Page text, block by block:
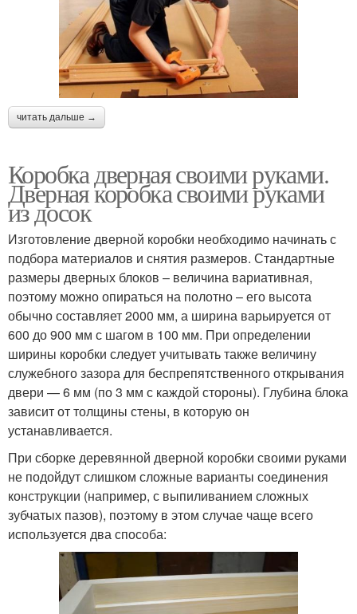
читать дальше →
Коробка дверная своими руками.
Дверная коробка своими руками
из досок
Изготовление дверной коробки необходимо начинать с
подбора материалов и снятия размеров. Стандартные
размеры дверных блоков – величина вариативная,
поэтому можно опираться на полотно – его высота
обычно составляет 2000 мм, а ширина варьируется от
600 до 900 мм с шагом в 100 мм. При определении
ширины коробки следует учитывать также величину
служебного зазора для беспрепятственного открывания
двери — 6 мм (по 3 мм с каждой стороны). Глубина блока
зависит от толщины стены, в которую он
устанавливается.
При сборке деревянной дверной коробки своими руками
не подойдут слишком сложные варианты соединения
конструкции (например, с выпиливанием сложных
зубчатых пазов), поэтому в этом случае чаще всего
используется два способа: